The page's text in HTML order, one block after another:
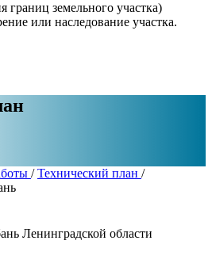
границ земельного участка)
или наследование участка.
/Технический план /
Ленинградской области